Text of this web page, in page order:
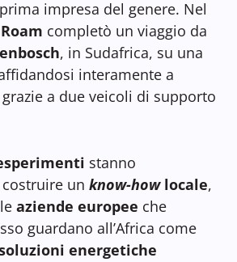
impresa del genere. Nel
Roam completò un viaggio da
, in Sudafrica, su una
interamente a
grazie a due veicoli di supporto
stanno
un know-howlocale,
aziende europee che
guardano all’Africa come
energetiche